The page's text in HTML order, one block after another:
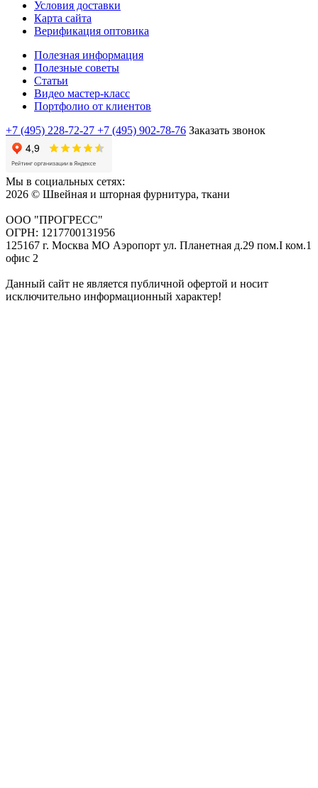
Условия доставки
Карта сайта
Верификация оптовика
Полезная информация
Полезные советы
Статьи
Видео мастер-класс
Портфолио от клиентов
+7 (495) 228-72-27 +7 (495) 902-78-76 Заказать звонок
Мы в социальных сетях:
2026 © Швейная и шторная фурнитура, ткани
ООО "ПРОГРЕСС"
ОГРН: 1217700131956
125167 г. Москва МО Аэропорт ул. Планетная д.29 пом.I ком.1
офис 2
Данный сайт не является публичной офертой и носит
исключительно информационный характер!